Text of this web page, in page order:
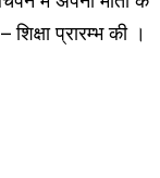
प्रारम्भ की ।